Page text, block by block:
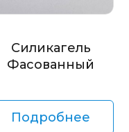
Силикагель
Фасованный
Подробнее